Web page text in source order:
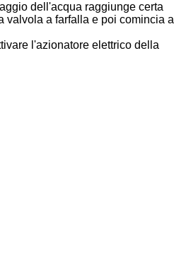
dell'acqua raggiunge certa
valvola a farfalla e poi comincia a
l'azionatore elettrico della